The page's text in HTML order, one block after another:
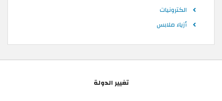
الكترونيات
أزياء ملابس
تغيير الدولة